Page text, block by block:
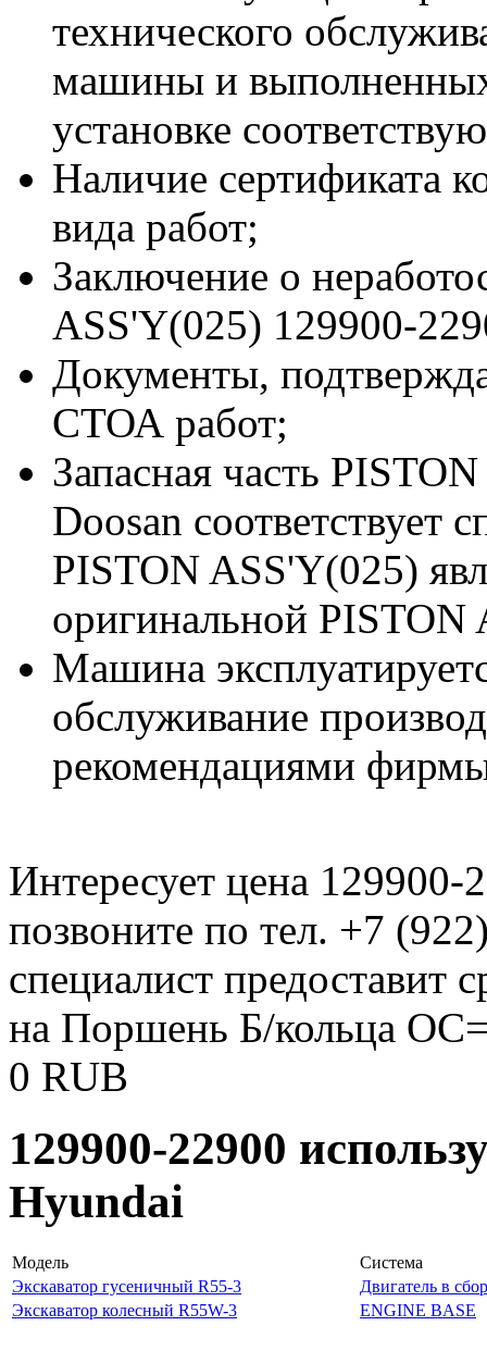
технического
машины и
установке
Наличие сертификата
вида работ;
Заключение о
ASS'Y(025) 129900-
Документы,
СТОА работ;
Запасная часть
Doosan соответствует
PISTON ASS'Y(025)
оригинальной PISTON
Машина
обслуживание
рекомендациями
Интересует цена 129900-
позвоните по тел. +7
специалист предоставит
на Поршень Б/кольца
0 RUB
129900-22900
Hyundai
Модель
Система
Экскаватор гусеничный R55-3
Двигатель в
Экскаватор колесный R55W-3
ENGINE BASE